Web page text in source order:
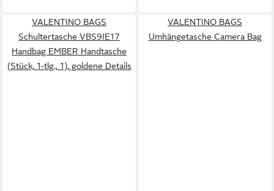
VALENTINO BAGS
Schultertasche VBS9IE17
Handbag EMBER Handtasche
(Stück, 1-tlg., 1), goldene Details
VALENTINO BAGS
Umhängetasche Camera Bag